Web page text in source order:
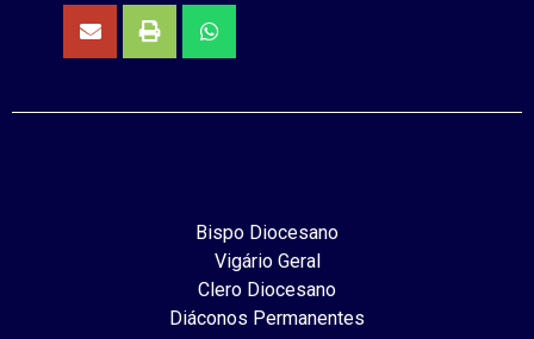
Bispo Diocesano
Vigário Geral
Clero Diocesano
Diáconos Permanentes